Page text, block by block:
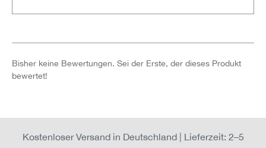
Bisher keine Bewertungen. Sei der Erste, der dieses Produkt
bewertet!
Kostenloser Versand in Deutschland | Lieferzeit: 2–5